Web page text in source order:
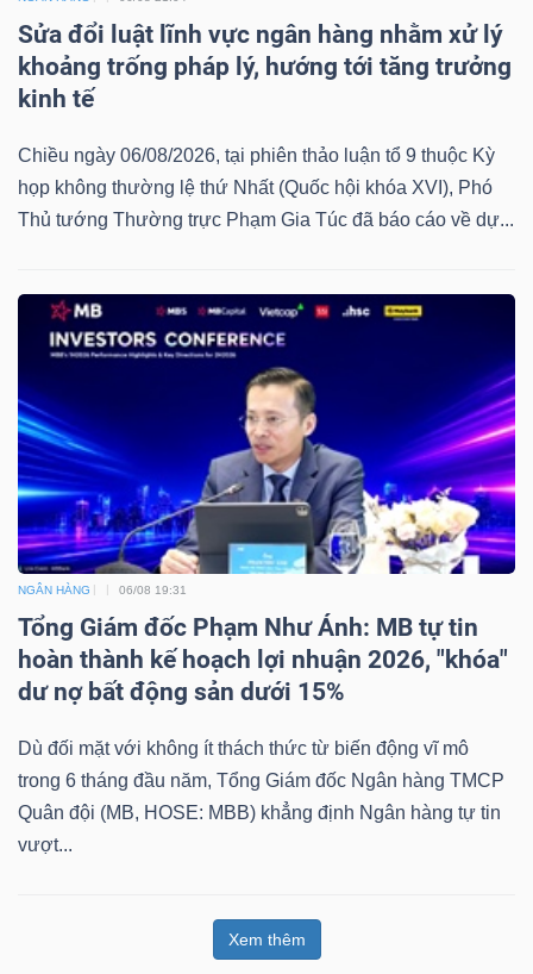
Sửa đổi luật lĩnh vực ngân hàng nhằm xử lý
khoảng trống pháp lý, hướng tới tăng trưởng
kinh tế
Chiều ngày 06/08/2026, tại phiên thảo luận tổ 9 thuộc Kỳ
họp không thường lệ thứ Nhất (Quốc hội khóa XVI), Phó
Thủ tướng Thường trực Phạm Gia Túc đã báo cáo về dự...
NGÂN HÀNG 06/08 19:31
Tổng Giám đốc Phạm Như Ánh: MB tự tin
hoàn thành kế hoạch lợi nhuận 2026, "khóa"
dư nợ bất động sản dưới 15%
Dù đối mặt với không ít thách thức từ biến động vĩ mô
trong 6 tháng đầu năm, Tổng Giám đốc Ngân hàng TMCP
Quân đội (MB, HOSE: MBB) khẳng định Ngân hàng tự tin
vượt...
Xem thêm